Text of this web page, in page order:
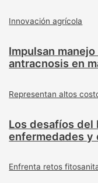
Innovación agrícola
Impulsan
antracnosis en
Representan altos
Los desafíos del
enfermedades y
Enfrenta retos